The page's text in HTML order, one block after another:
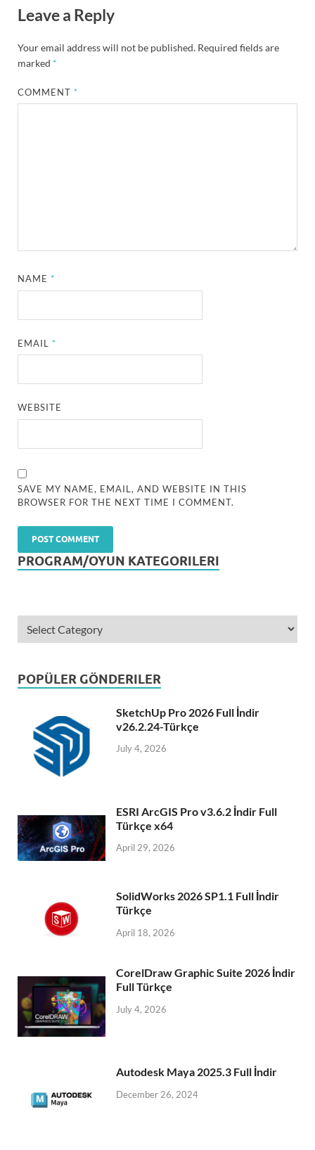
Leave a Reply
Your email address will not be published. Required fields are
marked *
COMMENT*
NAME*
EMAIL*
WEBSITE
SAVE MY NAME, EMAIL, AND WEBSITE IN THIS
BROWSER FOR THE NEXT TIME I COMMENT.
PROGRAM/OYUN KATEGORILERI
POPÜLER GÖNDERILER
SketchUp Pro 2026 Full İndir
v26.2.24-Türkçe
July 4, 2026
ESRI ArcGIS Pro v3.6.2 İndir Full
Türkçe x64
April 29, 2026
SolidWorks 2026 SP1.1 Full İndir
Türkçe
April 18, 2026
CorelDraw Graphic Suite 2026 İndir
Full Türkçe
July 4, 2026
Autodesk Maya 2025.3 Full İndir
December 26, 2024